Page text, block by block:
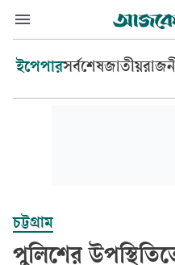
ইপেপারসর্বশেষজাতীয়
চট্টগ্রাম
পুলিশের